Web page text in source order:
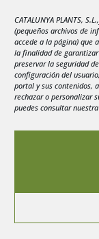
CATALUNYA PLANTS,
(pequeños archivos de
accede a la página) que
la finalidad de
preservar la seguridad
configuración del
portal y sus contenidos,
rechazar o personalizar
puedes consultar nuestra
3
4
10
11
17
18
24
25
31